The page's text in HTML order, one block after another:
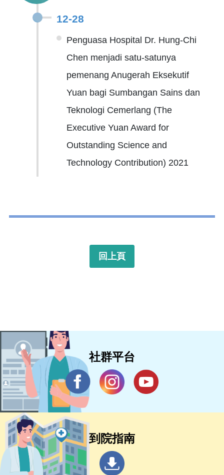
12-28
Penguasa Hospital Dr. Hung-Chi
Chen menjadi satu-satunya
pemenang Anugerah Eksekutif
Yuan bagi Sumbangan Sains dan
Teknologi Cemerlang (The
Executive Yuan Award for
Outstanding Science and
Technology Contribution) 2021
回上頁
社群平台
到院指南